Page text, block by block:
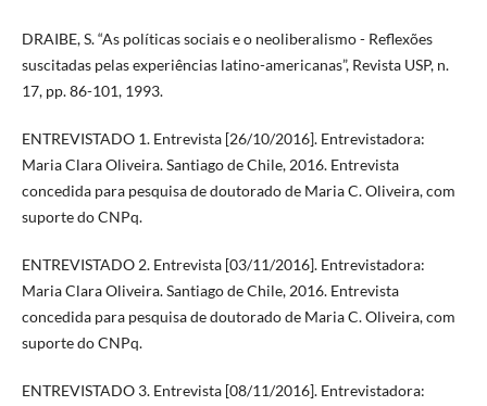
DRAIBE, S. “As políticas sociais e o neoliberalismo - Reflexões
suscitadas pelas experiências latino-americanas”, Revista USP, n.
17, pp. 86-101, 1993.
ENTREVISTADO 1. Entrevista [26/10/2016]. Entrevistadora:
Maria Clara Oliveira. Santiago de Chile, 2016. Entrevista
concedida para pesquisa de doutorado de Maria C. Oliveira, com
suporte do CNPq.
ENTREVISTADO 2. Entrevista [03/11/2016]. Entrevistadora:
Maria Clara Oliveira. Santiago de Chile, 2016. Entrevista
concedida para pesquisa de doutorado de Maria C. Oliveira, com
suporte do CNPq.
ENTREVISTADO 3. Entrevista [08/11/2016]. Entrevistadora: